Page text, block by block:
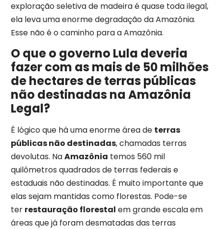
exploração seletiva de madeira é quase toda ilegal,
ela leva uma enorme degradação da Amazônia.
Esse não é o caminho para a Amazônia.
O que o governo Lula deveria
fazer com as mais de 50 milhões
de hectares de terras públicas
não destinadas na Amazônia
Legal?
É lógico que há uma enorme área de terras
públicas não destinadas, chamadas terras
devolutas. NaAmazônia temos 560 mil
quilômetros quadrados de terras federais e
estaduais não destinadas. É muito importante que
elas sejam mantidas como florestas. Pode-se
ter restauração florestal em grande escala em
áreas que já foram desmatadas das terras